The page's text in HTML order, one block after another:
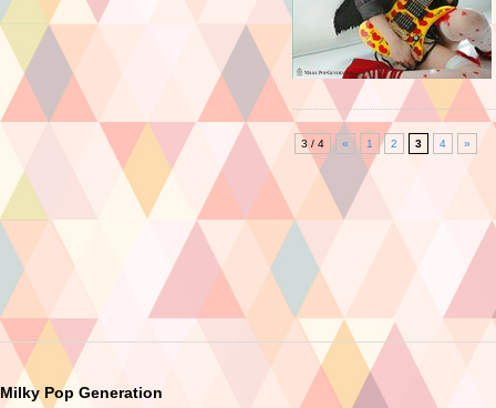
3 / 4 « 1 2 3 4 »
Milky Pop Generation